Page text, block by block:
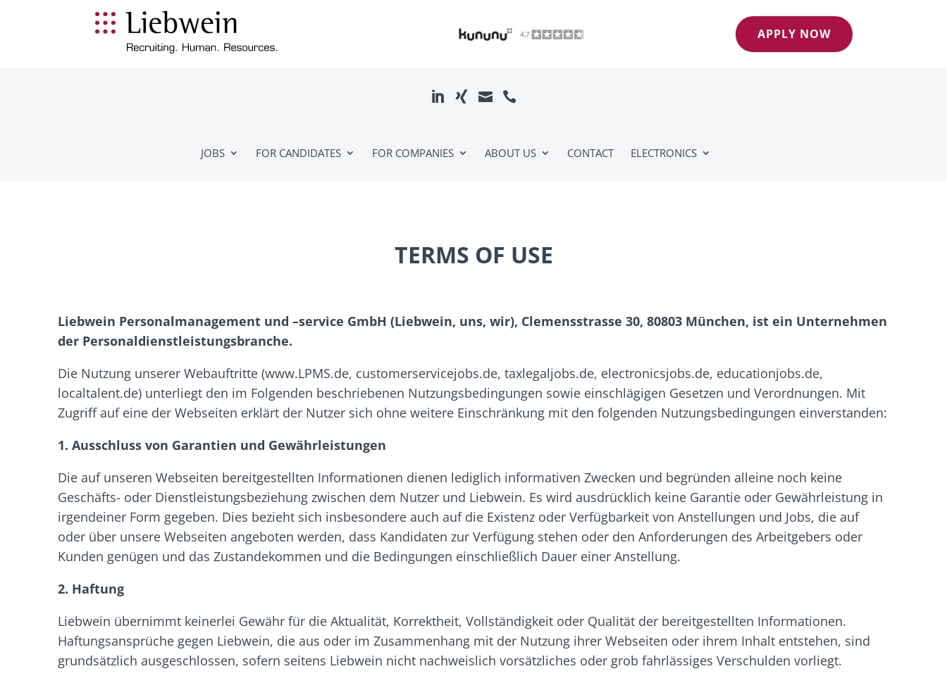
APPLY NOW
JOBS FOR CANDIDATES FOR COMPANIES ABOUT US CONTACT ELECTRONICS
  
TERMS OF USE
Liebwein Personalmanagement und –service GmbH (Liebwein, uns, wir), Clemensstrasse 30, 80803 München, ist ein Unternehmen
der Personaldienstleistungsbranche.
Die Nutzung unserer Webauftritte (www.LPMS.de, customerservicejobs.de, taxlegaljobs.de, electronicsjobs.de, educationjobs.de,
localtalent.de) unterliegt den im Folgenden beschriebenen Nutzungsbedingungen sowie einschlägigen Gesetzen und Verordnungen. Mit
Zugriff auf eine der Webseiten erklärt der Nutzer sich ohne weitere Einschränkung mit den folgenden Nutzungsbedingungen einverstanden:
1. Ausschluss von Garantien und Gewährleistungen
Die auf unseren Webseiten bereitgestellten Informationen dienen lediglich informativen Zwecken und begründen alleine noch keine
Geschäfts- oder Dienstleistungsbeziehung zwischen dem Nutzer und Liebwein. Es wird ausdrücklich keine Garantie oder Gewährleistung in
irgendeiner Form gegeben. Dies bezieht sich insbesondere auch auf die Existenz oder Verfügbarkeit von Anstellungen und Jobs, die auf
oder über unsere Webseiten angeboten werden, dass Kandidaten zur Verfügung stehen oder den Anforderungen des Arbeitgebers oder
Kunden genügen und das Zustandekommen und die Bedingungen einschließlich Dauer einer Anstellung.
2. Haftung
Liebwein übernimmt keinerlei Gewähr für die Aktualität, Korrektheit, Vollständigkeit oder Qualität der bereitgestellten Informationen.
Haftungsansprüche gegen Liebwein, die aus oder im Zusammenhang mit der Nutzung ihrer Webseiten oder ihrem Inhalt entstehen, sind
grundsätzlich ausgeschlossen, sofern seitens Liebwein nicht nachweislich vorsätzliches oder grob fahrlässiges Verschulden vorliegt.